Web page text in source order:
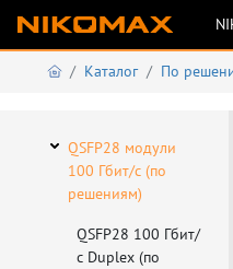
Каталог По
решениям)
QSFP28-DD модули
200 Гбит/с (по
QSFP28 модули
100 Гбит/с (по
решениям)
QSFP28 100 Гбит/
с Duplex (по